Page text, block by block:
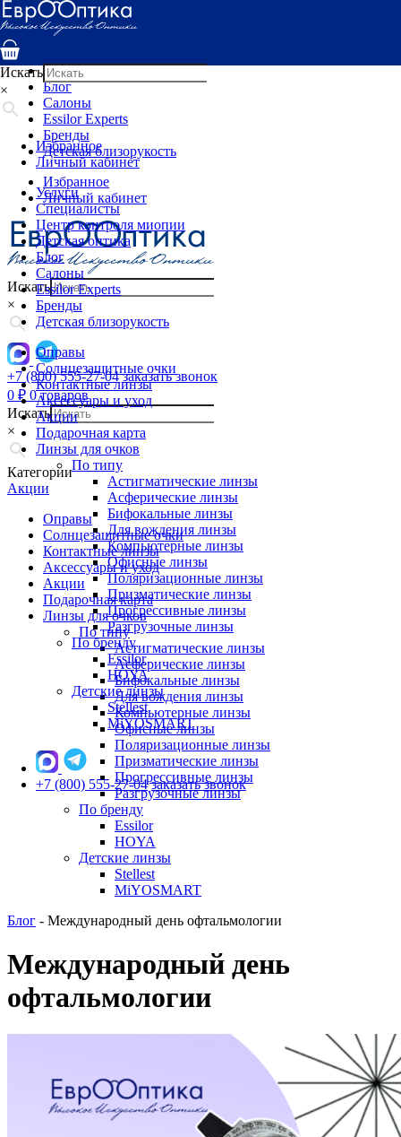
Услуги
Специалисты
Детская оптика
Блог
Салоны
Essilor Experts
Бренды
Детская близорукость
Избранное
Личный кабинет
Искать
×
+7 (800) 555-27-04 заказать звонок
0 ₽ 0 товаров
Искать
×
Категории
Акции
Оправы
Солнцезащитные очки
Контактные линзы
Аксессуары и уход
Акции
Подарочная карта
Линзы для очков
По типу
Астигматические линзы
Асферические линзы
Бифокальные линзы
Для вождения линзы
Компьютерные линзы
Офисные линзы
Поляризационные линзы
Призматические линзы
Прогрессивные линзы
Разгрузочные линзы
По бренду
Essilor
HOYA
Детские линзы
Stellest
MiYOSMART
Искать
×
Избранное
Личный кабинет
Услуги
Специалисты
Центр контроля миопии
Детская оптика
Блог
Салоны
Essilor Experts
Бренды
Детская близорукость
Оправы
Солнцезащитные очки
Контактные линзы
Аксессуары и уход
Акции
Подарочная карта
Линзы для очков
По типу
Астигматические линзы
Асферические линзы
Бифокальные линзы
Для вождения линзы
Компьютерные линзы
Офисные линзы
Поляризационные линзы
Призматические линзы
Прогрессивные линзы
Разгрузочные линзы
По бренду
Essilor
HOYA
Детские линзы
Stellest
MiYOSMART
+7 (800) 555-27-04 заказать звонок
Блог - Международный день офтальмологии
Международный день
офтальмологии